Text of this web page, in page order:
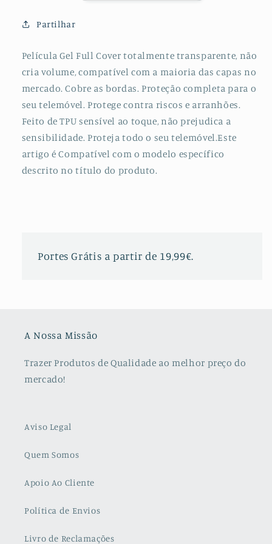
Samsung
Note10
Partilhar
Película Gel Full Cover totalmente transparente, não
cria volume, compatível com a maioria das capas no
mercado. Cobre as bordas. Proteção completa para o
seu telemóvel. Protege contra riscos e arranhões.
Feito de TPU sensível ao toque, não prejudica a
sensibilidade. Proteja todo o seu telemóvel.Este
artigo é Compatível com o modelo específico
descrito no título do produto.
Portes Grátis a partir de 19,99€.
A Nossa Missão
Trazer Produtos de Qualidade ao melhor preço do
mercado!
Aviso Legal
Quem Somos
Apoio Ao Cliente
Política de Envios
Livro de Reclamações